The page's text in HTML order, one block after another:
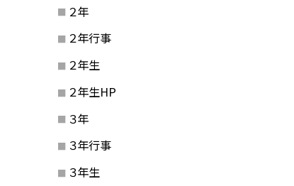
２年
２年行事
２年生
２年生HP
３年
３年行事
３年生